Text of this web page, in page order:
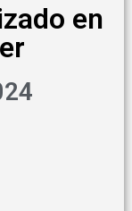
en